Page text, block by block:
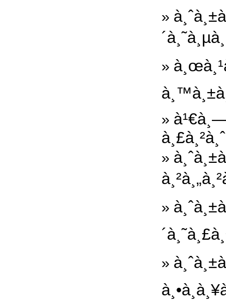
»
»
»
»
»
»